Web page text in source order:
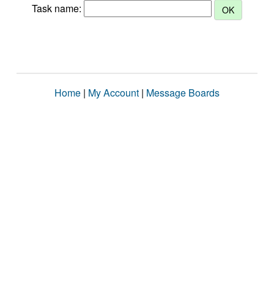
Task name:
Home | My Account | Message Boards